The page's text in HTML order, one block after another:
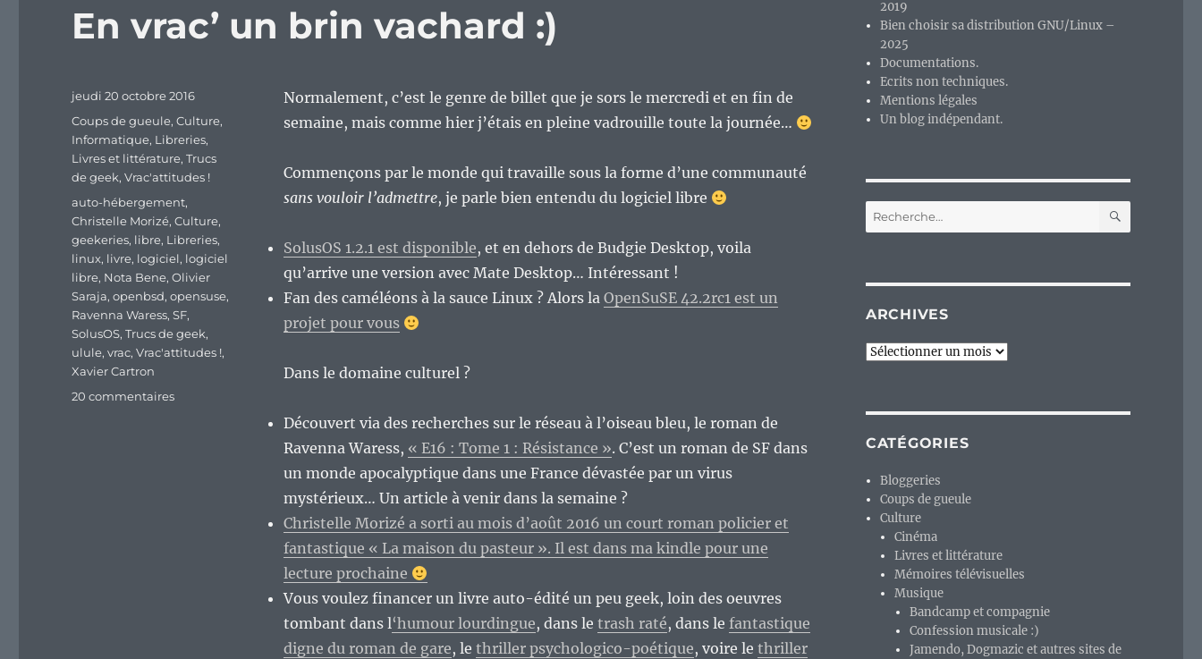
En vrac’ un brin vachard :)
Normalement, c’est le genre de billet que je sors le mercredi et en fin de
semaine, mais comme hier j’étais en pleine vadrouille toute la journée…
Commençons par le monde qui travaille sous la forme d’une communauté
sans vouloir l’admettre, je parle bien entendu du logiciel libre
SolusOS 1.2.1 est disponible, et en dehors de Budgie Desktop, voila
qu’arrive une version avec Mate Desktop… Intéressant !
Fan des caméléons à la sauce Linux ? Alors la OpenSuSE 42.2rc1 est un
projet pour vous
Dans le domaine culturel ?
Découvert via des recherches sur le réseau à l’oiseau bleu, le roman de
Ravenna Waress, « E16 : Tome 1 : Résistance ». C’est un roman de SF dans
un monde apocalyptique dans une France dévastée par un virus
mystérieux… Un article à venir dans la semaine ?
Christelle Morizé a sorti au mois d’août 2016 un court roman policier et
fantastique « La maison du pasteur ». Il est dans ma kindle pour une
lecture prochaine
Vous voulez financer un livre auto-édité un peu geek, loin des oeuvres
tombant dans l‘humour lourdingue, dans le trash raté, dans le fantastique
digne du roman de gare, le thriller psychologico-poétique, voire le thriller
Publié
jeudi 20 octobre 2016
Catégories
Coups de gueule,Culture,
Informatique, Libreries,
Livres et littérature,Trucs
de geek,Vrac'attitudes !
Étiquettes
auto-hébergement,
Christelle Morizé,Culture,
geekeries, libre, Libreries,
linux, livre, logiciel, logiciel
libre, Nota Bene,Olivier
Saraja,openbsd,opensuse,
Ravenna Waress,SF,
SolusOS,Trucs de geek,
ulule,vrac,Vrac'attitudes !,
Xavier Cartron
20 commentairessur
2019
Bien choisir sa distribution GNU/Linux –
2025
Documentations.
Ecrits non techniques.
Mentions légales
Un blog indépendant.
Recherche
pour :
ARCHIVES
Archives
CATÉGORIES
Bloggeries
Coups de gueule
Culture
Cinéma
Livres et littérature
Mémoires télévisuelles
Musique
Bandcamp et compagnie
Confession musicale :)
Jamendo, Dogmazic et autres sites de